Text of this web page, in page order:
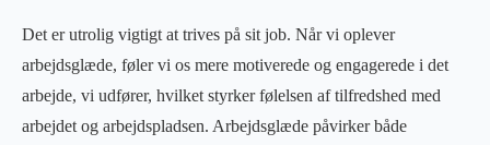
Det er utrolig vigtigt at trives på sit job. Når vi oplever
arbejdsglæde, føler vi os mere motiverede og engagerede i det
arbejde, vi udfører, hvilket styrker følelsen af tilfredshed med
arbejdet og arbejdspladsen. Arbejdsglæde påvirker både